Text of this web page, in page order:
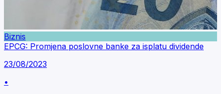
Biznis
EPCG: Promjena poslovne banke za isplatu dividende
23/08/2023
•